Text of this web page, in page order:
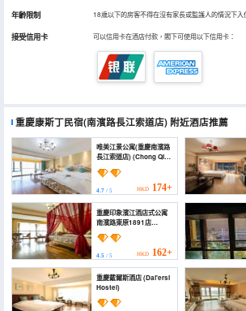
年齡限制 18歲以下的房客不得在沒有家長或監護人的情況下入
接受信用卡 可以信用卡在酒店付款，閣下可使用以下信用卡：
重慶康斯丁民宿(南濱路長江索道店) 附近酒店推薦
唯美江景公寓(重慶南濱路
長江索道店) (Chong Qing
Homestay)
4.7 / 5 HKD 174+
重慶印象濱江酒店式公寓
南濱路東原1891店
(Yinxiang Binjiang
Apartment Hotel
(Chongqing Nanbin
Road Dongyuan 1891))
4.5 / 5 HKD 162+
重慶戴爾斯酒店 (Dai'ersi
Hostel)